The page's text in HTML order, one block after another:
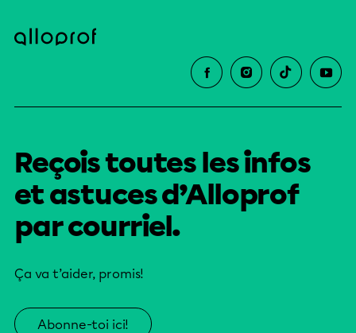
Reçois toutes les infos
et astuces d’Alloprof
par courriel.
Ça va t’aider, promis!
Abonne-toi ici!